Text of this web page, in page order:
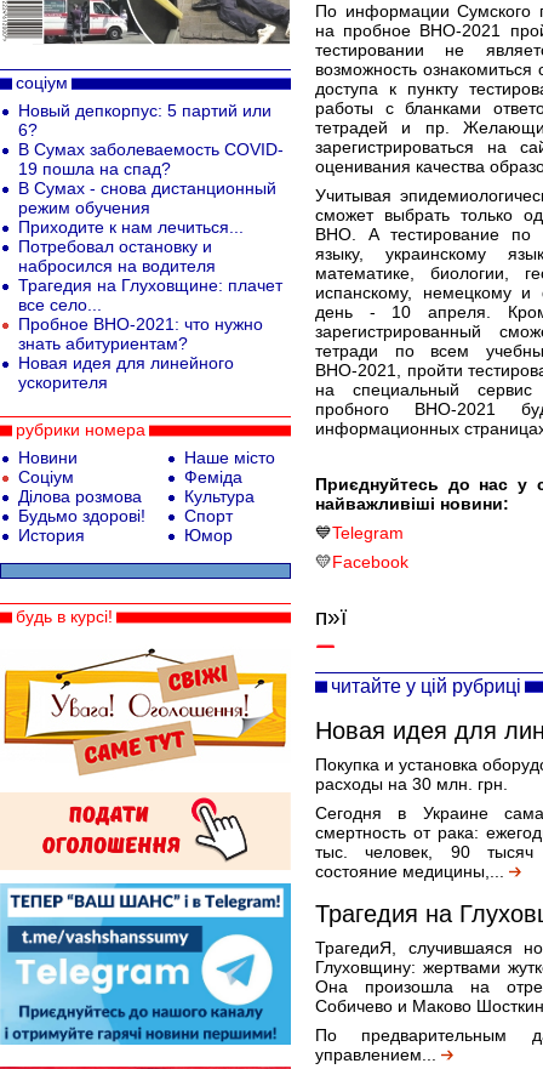
По информации Сумского
на пробное ВНО-2021
тестировании не
возможность
доступа к пункту
работы с бланками
тетрадей и пр.
зарегистрироваться на
оценивания качества
Учитывая
сможет выбрать только
ВНО. А тестирование по
языку, украинскому
математике, биологии,
испанскому, немецкому и
день - 10 апреля.
зарегистрированный
тетради по всем
ВНО-2021, пройти
на специальный сервис
пробного ВНО-2021
информационных
Приєднуйтесь до нас у
найважливіші новини:
💙Telegram
💛Facebook
п»ї
читайте у цій рубриці
Новая идея для
Покупка и установка
расходы на 30 млн. грн.
Сегодня в Украине
смертность от рака:
тыс. человек, 90 тысяч
состояние медицины,...
Трагедия на
ТрагедиЯ, случившаяся
Глуховщину: жертвами
Она произошла на
Собичево и Маково
По предварительным
управлением...
соціум
Новый депкорпус: 5 партий или
6?
В Сумах заболеваемость COVID-
19 пошла на спад?
В Сумах - снова дистанционный
режим обучения
Приходите к нам лечиться...
Потребовал остановку и
набросился на водителя
Трагедия на Глуховщине: плачет
все село...
Пробное ВНО-2021: что нужно
знать абитуриентам?
Новая идея для линейного
ускорителя
рубрики номера
Новини
Соціум
Ділова розмова
Будьмо здорові!
История
Наше місто
Феміда
Культура
Спорт
Юмор
будь в курсі!